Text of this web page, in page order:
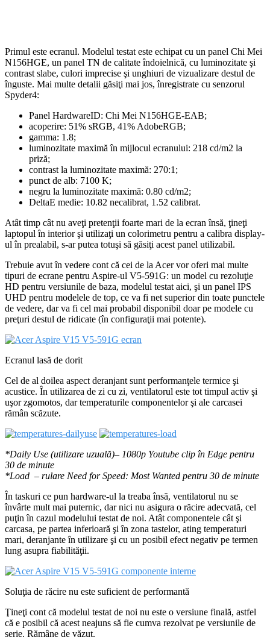
Primul este ecranul. Modelul testat este echipat cu un panel Chi Mei
N156HGE, un panel TN de calitate îndoielnică, cu luminozitate şi
contrast slabe, culori imprecise şi unghiuri de vizualizare destul de
înguste. Mai multe detalii găsiţi mai jos, înregistrate cu senzorul
Spyder4:
Panel HardwareID: Chi Mei N156HGE-EAB;
acoperire: 51% sRGB, 41% AdobeRGB;
gamma: 1.8;
luminozitate maximă în mijlocul ecranului: 218 cd/m2 la
priză;
contrast la luminozitate maximă: 270:1;
punct de alb: 7100 K;
negru la luminozitate maximă: 0.80 cd/m2;
DeltaE medie: 10.82 necalibrat, 1.52 calibrat.
Atât timp cât nu aveţi pretenţii foarte mari de la ecran însă, ţineţi
laptopul în interior şi utilizaţi un colorimetru pentru a calibra display-
ul în prealabil, s-ar putea totuşi să găsiţi acest panel utilizabil.
Trebuie avut în vedere cont că cei de la Acer vor oferi mai multe
tipuri de ecrane pentru Aspire-ul V5-591G: un model cu rezoluţie
HD pentru versiunile de baza, modelul testat aici, şi un panel IPS
UHD pentru modelele de top, ce va fi net superior din toate punctele
de vedere, dar va fi cel mai probabil disponibil doar pe modele cu
preţuri destul de ridicate (în configuraţii mai potente).
Ecranul lasă de dorit
Cel de al doilea aspect deranjant sunt performanţele termice şi
acustice. În utilizarea de zi cu zi, ventilatorul este tot timpul activ şi
uşor zgomotos, dar temperaturile componentelor şi ale carcasei
rămân scăzute.
*Daily Use (utilizare uzuală)– 1080p Youtube clip în Edge pentru
30 de minute
*Load – rulare Need for Speed: Most Wanted pentru 30 de minute
În taskuri ce pun hardware-ul la treaba însă, ventilatorul nu se
învârte mult mai puternic, dar nici nu asigura o răcire adecvată, cel
puţin în cazul modelului testat de noi. Atât componentele cât şi
carcasa, pe partea inferioară şi în zona tastelor, ating temperaturi
mari, deranjante în utilizare şi cu un posibil efect negativ pe termen
lung asupra fiabilităţii.
Soluţia de răcire nu este suficient de performantă
Ţineţi cont că modelul testat de noi nu este o versiune finală, astfel
că e posibil că acest neajuns să fie cumva rezolvat pe versiunile de
serie. Rămâne de văzut.